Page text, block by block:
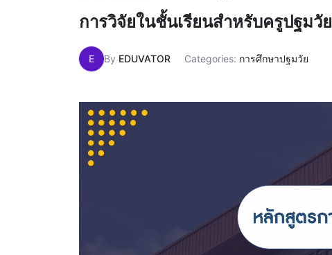
การวิจัยในชั้นเรียนสำหรับครูปฐมวัย
E By EDUVATOR Categories: การศึกษาปฐมวัย